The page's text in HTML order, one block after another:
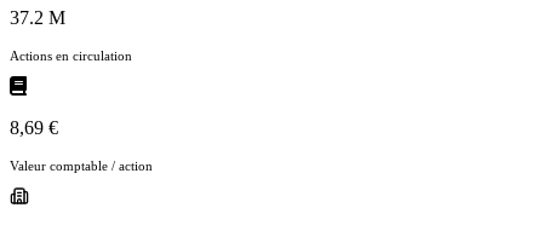
37.2 M
Actions en circulation
8,69 €
Valeur comptable / action